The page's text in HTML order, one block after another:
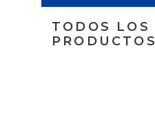
TODOS LOS
PRODUCTOS